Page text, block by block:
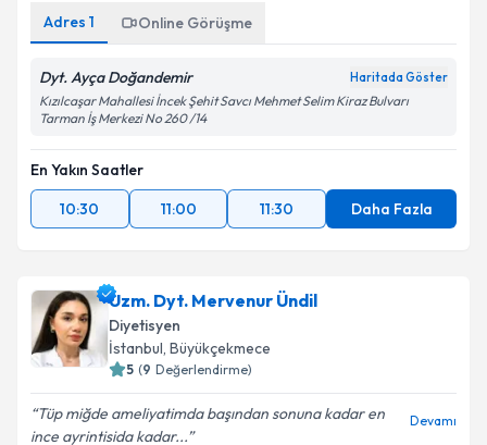
Adres 1 Online Görüşme
Dyt. Ayça Doğandemir Haritada Göster
Kızılcaşar Mahallesi İncek Şehit Savcı Mehmet Selim Kiraz Bulvarı
Tarman İş Merkezi No 260 /14
En Yakın Saatler
10:30
11:00 11:30 Daha Fazla
Uzm. Dyt. Mervenur Ündil
Diyetisyen
İstanbul, Büyükçekmece
5 (9 Değerlendirme)
Tüp miğde ameliyatimda başından sonuna kadar en
ince ayrintisida kadar...
Devamı